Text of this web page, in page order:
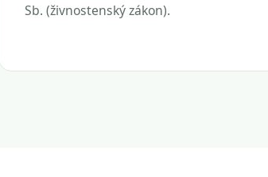
Sb. (živnostenský zákon).